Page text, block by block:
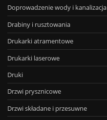
Doprowadzenie wody i kanalizacja
Drabiny i rusztowania
Drukarki atramentowe
Drukarki laserowe
Druki
Drzwi prysznicowe
Drzwi składane i przesuwne